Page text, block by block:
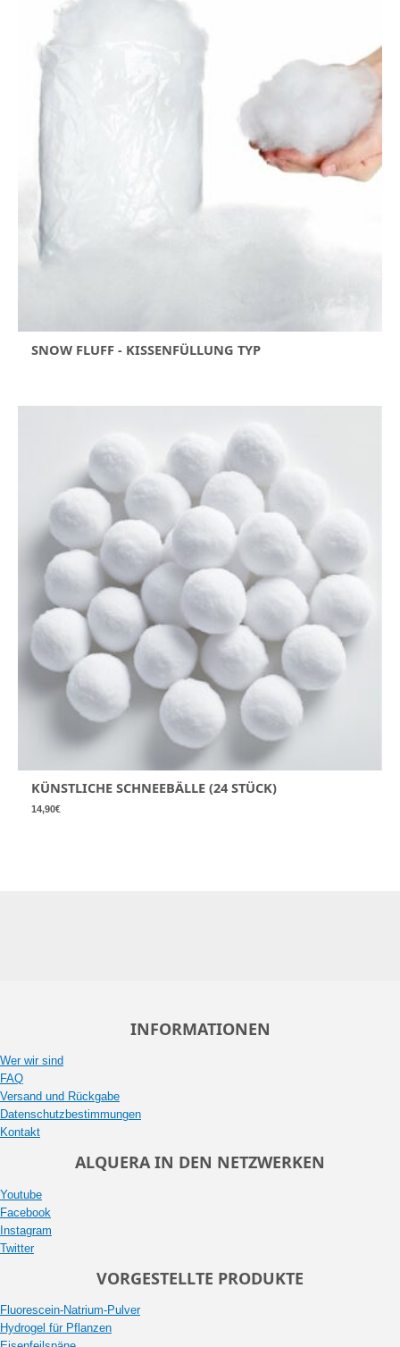
SNOW FLUFF - KISSENFÜLLUNG TYP
KÜNSTLICHE SCHNEEBÄLLE (24 STÜCK)
14,90€
INFORMATIONEN
Wer wir sind
FAQ
Versand und Rückgabe
Datenschutzbestimmungen
Kontakt
ALQUERA IN DEN NETZWERKEN
Youtube
Facebook
Instagram
Twitter
VORGESTELLTE PRODUKTE
Fluorescein-Natrium-Pulver
Hydrogel für Pflanzen